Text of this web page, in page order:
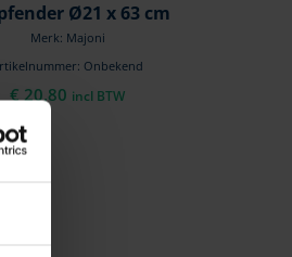
Ø21 x 63 cm
Merk: Majoni
Onbekend
€20,80 incl BTW